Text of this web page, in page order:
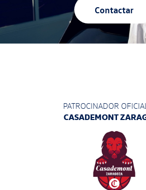
Contactar
PATROCINADOR
CASADEMONT